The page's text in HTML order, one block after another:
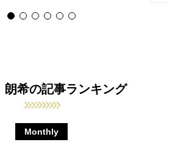
希の記事ランキング
Monthly